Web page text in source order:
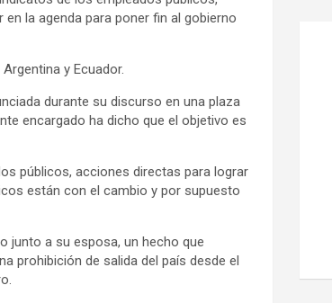
la agenda para poner fin al gobierno
y Ecuador.
durante su discurso en una plaza
encargado ha dicho que el objetivo es
públicos, acciones directas para lograr
están con el cambio y por supuesto
junto a su esposa, un hecho que
prohibición de salida del país desde el